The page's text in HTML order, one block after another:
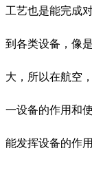
工艺也是能完成
到各类设备，像是
大，所以在航空
一设备的作用和
能发挥设备的作用